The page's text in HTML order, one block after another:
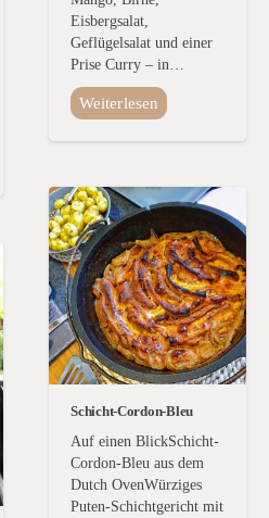
Eisbergsalat,
Geflügelsalat und einer
Prise Curry – in…
Weiterlesen
Schicht-Cordon-Bleu
Auf einen BlickSchicht-
Cordon-Bleu aus dem
Dutch OvenWürziges
Puten-Schichtgericht mit